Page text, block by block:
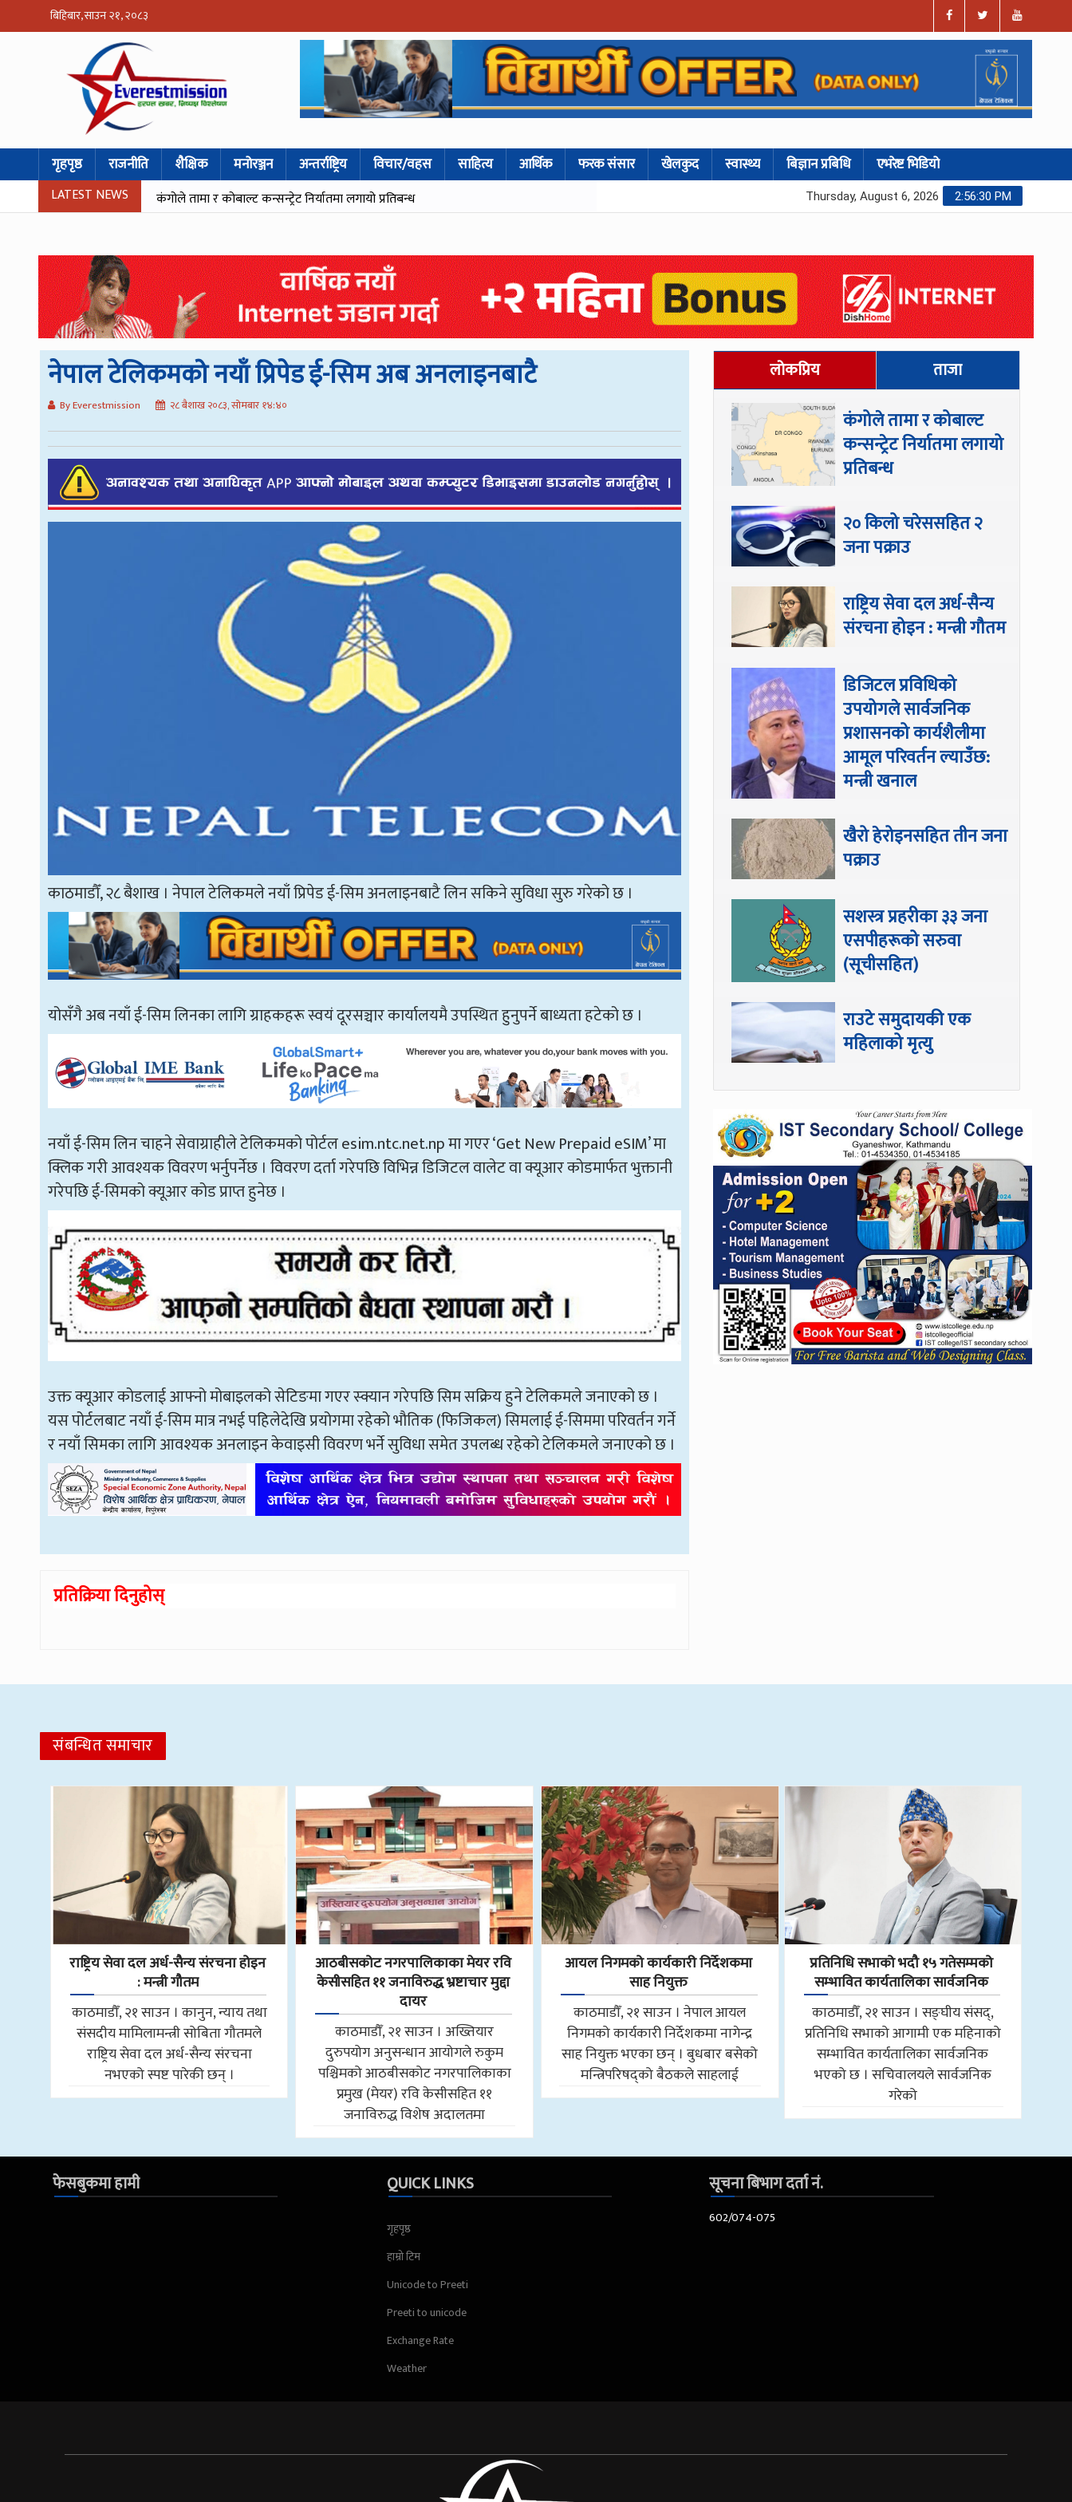
बिहिबार, साउन २१, २०८३
गृहपृष्ठ राजनीति शैक्षिक मनोरञ्जन अन्तर्राष्ट्रिय विचार/वहस साहित्य आर्थिक फरक संसार खेलकुद स्वास्थ्य बिज्ञान प्रबिधि एभरेष्ट भिडियो
LATEST NEWS कंगोले तामा र कोबाल्ट कन्सन्ट्रेट निर्यातमा लगायो प्रतिबन्ध 2:56:31 PM
Thursday, August 6, 2026
नेपाल टेलिकमको नयाँ प्रिपेड ई-सिम अब अनलाइनबाटै
By Everestmission २८ बैशाख २०८३, सोमबार १४:४०
काठमाडौँ, २८ बैशाख । नेपाल टेलिकमले नयाँ प्रिपेड ई-सिम अनलाइनबाटै लिन सकिने सुविधा सुरु गरेको छ ।
योसँगै अब नयाँ ई-सिम लिनका लागि ग्राहकहरू स्वयं दूरसञ्चार कार्यालयमै उपस्थित हुनुपर्ने बाध्यता हटेको छ ।
नयाँ ई-सिम लिन चाहने सेवाग्राहीले टेलिकमको पोर्टल esim.ntc.net.np मा गएर ‘Get New Prepaid eSIM’ मा
क्लिक गरी आवश्यक विवरण भर्नुपर्नेछ । विवरण दर्ता गरेपछि विभिन्न डिजिटल वालेट वा क्यूआर कोडमार्फत भुक्तानी
गरेपछि ई-सिमको क्यूआर कोड प्राप्त हुनेछ ।
उक्त क्यूआर कोडलाई आफ्नो मोबाइलको सेटिङमा गएर स्क्यान गरेपछि सिम सक्रिय हुने टेलिकमले जनाएको छ ।
यस पोर्टलबाट नयाँ ई-सिम मात्र नभई पहिलेदेखि प्रयोगमा रहेको भौतिक (फिजिकल) सिमलाई ई-सिममा परिवर्तन गर्ने
र नयाँ सिमका लागि आवश्यक अनलाइन केवाइसी विवरण भर्ने सुविधा समेत उपलब्ध रहेको टेलिकमले जनाएको छ ।
प्रतिक्रिया दिनुहोस्
लोकप्रिय ताजा
कंगोले तामा र कोबाल्ट
कन्सन्ट्रेट निर्यातमा लगायो
प्रतिबन्ध
२० किलो चरेससहित २
जना पक्राउ
राष्ट्रिय सेवा दल अर्ध-सैन्य
संरचना होइन : मन्त्री गौतम
डिजिटल प्रविधिको
उपयोगले सार्वजनिक
प्रशासनको कार्यशैलीमा
आमूल परिवर्तन ल्याउँछ:
मन्त्री खनाल
खैरो हेरोइनसहित तीन जना
पक्राउ
सशस्त्र प्रहरीका ३३ जना
एसपीहरूको सरुवा
(सूचीसहित)
राउटे समुदायकी एक
महिलाको मृत्यु
संबन्धित समाचार
राष्ट्रिय सेवा दल अर्ध-सैन्य संरचना होइन
: मन्त्री गौतम
काठमाडौँ, २१ साउन । कानुन, न्याय तथा
संसदीय मामिलामन्त्री सोबिता गौतमले
राष्ट्रिय सेवा दल अर्ध-सैन्य संरचना
नभएको स्पष्ट पारेकी छन् ।
आठबीसकोट नगरपालिकाका मेयर रवि
केसीसहित ११ जनाविरुद्ध भ्रष्टाचार मुद्दा
दायर
काठमाडौँ, २१ साउन । अख्तियार
दुरुपयोग अनुसन्धान आयोगले रुकुम
पश्चिमको आठबीसकोट नगरपालिकाका
प्रमुख (मेयर) रवि केसीसहित ११
जनाविरुद्ध विशेष अदालतमा
आयल निगमको कार्यकारी निर्देशकमा
साह नियुक्त
काठमाडौँ, २१ साउन । नेपाल आयल
निगमको कार्यकारी निर्देशकमा नागेन्द्र
साह नियुक्त भएका छन् । बुधबार बसेको
मन्त्रिपरिषद्को बैठकले साहलाई
प्रतिनिधि सभाको भदौ १५ गतेसम्मको
सम्भावित कार्यतालिका सार्वजनिक
काठमाडौँ, २१ साउन । सङ्घीय संसद्,
प्रतिनिधि सभाको आगामी एक महिनाको
सम्भावित कार्यतालिका सार्वजनिक
भएको छ । सचिवालयले सार्वजनिक
गरेको
फेसबुकमा हामी QUICK LINKS
गृहपृष्ठ
हाम्रो टिम
Unicode to Preeti
Preeti to unicode
Exchange Rate
Weather
सूचना बिभाग दर्ता नं.
602/074-075